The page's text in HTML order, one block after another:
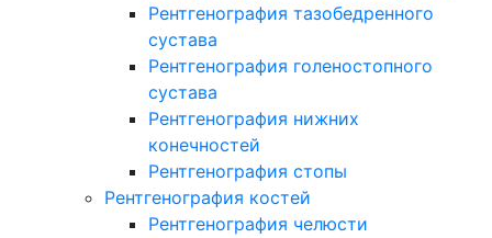
Рентгенография тазобедренного
сустава
Рентгенография голеностопного
сустава
Рентгенография нижних
конечностей
Рентгенография стопы
Рентгенография костей
Рентгенография челюсти